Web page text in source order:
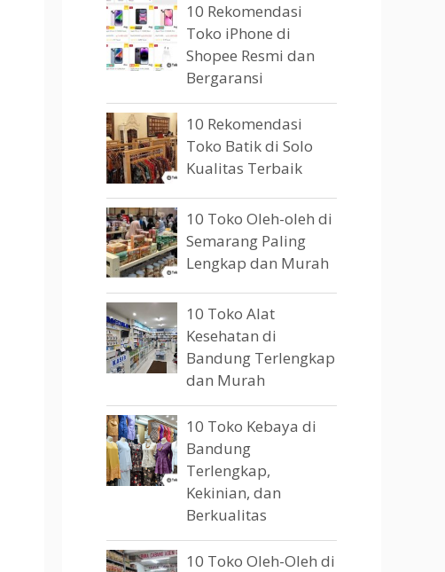
10 Rekomendasi
Toko iPhone di
Shopee Resmi dan
Bergaransi
10 Rekomendasi
Toko Batik di Solo
Kualitas Terbaik
10 Toko Oleh-oleh di
Semarang Paling
Lengkap dan Murah
10 Toko Alat
Kesehatan di
Bandung Terlengkap
dan Murah
10 Toko Kebaya di
Bandung
Terlengkap,
Kekinian, dan
Berkualitas
10 Toko Oleh-Oleh di